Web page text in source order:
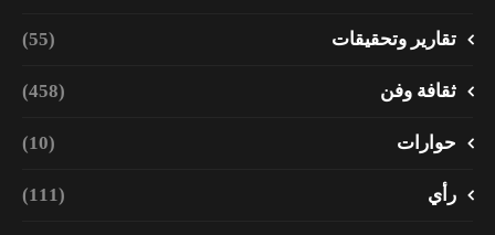
تقارير وتحقيقات (55)
ثقافة وفن (458)
حوارات (10)
رأي (111)